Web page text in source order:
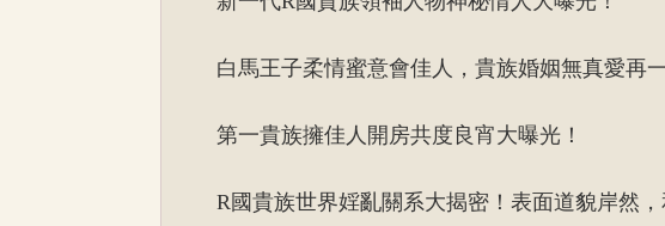
白馬王子柔情蜜意會佳人，貴族婚姻無真愛再
第一貴族擁佳人開房共度良宵大曝光！
R國貴族世界婬亂關系大揭密！表面道貌岸然